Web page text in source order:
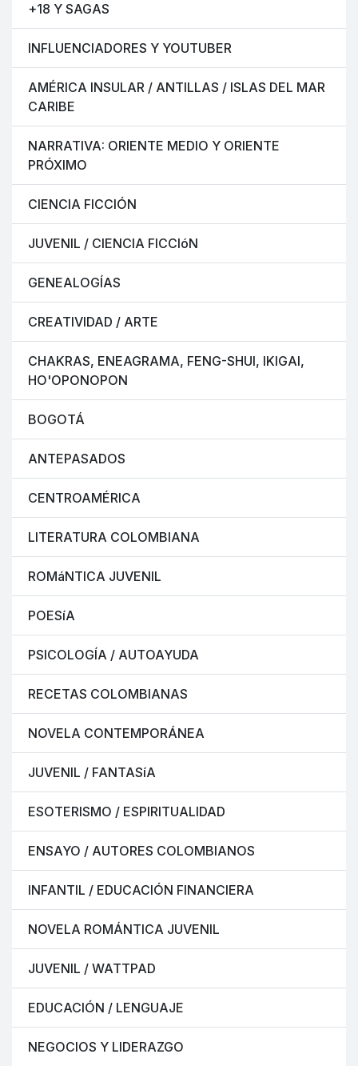
+18 Y SAGAS
INFLUENCIADORES Y YOUTUBER
AMÉRICA INSULAR / ANTILLAS / ISLAS DEL MAR
CARIBE
NARRATIVA: ORIENTE MEDIO Y ORIENTE
PRÓXIMO
CIENCIA FICCIÓN
JUVENIL / CIENCIA FICCIóN
GENEALOGÍAS
CREATIVIDAD / ARTE
CHAKRAS, ENEAGRAMA, FENG-SHUI, IKIGAI,
HO'OPONOPON
BOGOTÁ
ANTEPASADOS
CENTROAMÉRICA
LITERATURA COLOMBIANA
ROMáNTICA JUVENIL
POESíA
PSICOLOGÍA / AUTOAYUDA
RECETAS COLOMBIANAS
NOVELA CONTEMPORÁNEA
JUVENIL / FANTASíA
ESOTERISMO / ESPIRITUALIDAD
ENSAYO / AUTORES COLOMBIANOS
INFANTIL / EDUCACIÓN FINANCIERA
NOVELA ROMÁNTICA JUVENIL
JUVENIL / WATTPAD
EDUCACIÓN / LENGUAJE
NEGOCIOS Y LIDERAZGO